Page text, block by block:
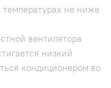
не ниже
вентилятора
низкий
кондиционером во